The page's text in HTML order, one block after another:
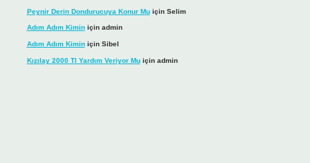
Peynir Derin Dondurucuya Konur Muiçin Selim
Adım Adım Kiminiçin admin
Adım Adım Kiminiçin Sibel
Kızılay 2000 Tl Yardım Veriyor Muiçin admin